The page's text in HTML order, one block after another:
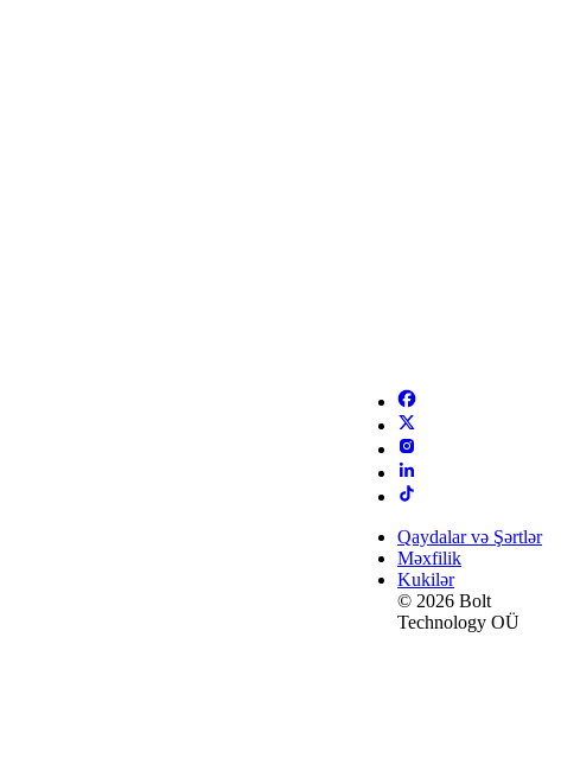
Qaydalar və Şərtlər
Məxfilik
Kukilər
© 2026 Bolt
Technology OÜ